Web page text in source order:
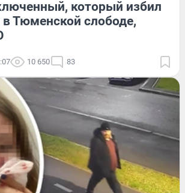
который избил
Тюменской слободе,
10 650 83